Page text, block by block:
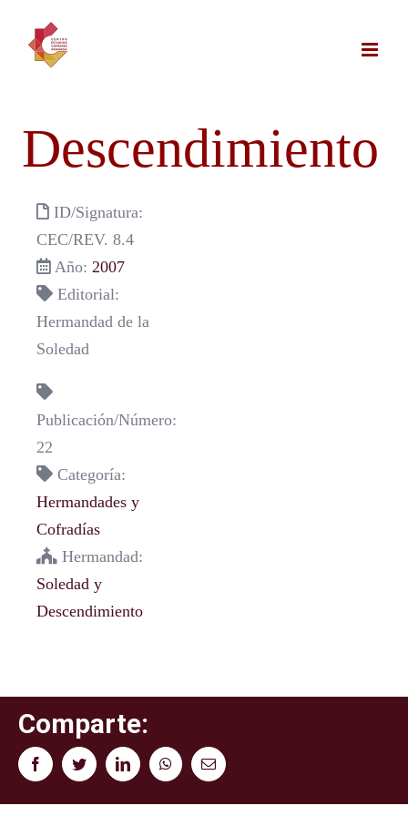
contenido
Descendimiento
ID/Signatura:
CEC/REV. 8.4
Año: 2007
Editorial:
Hermandad de la
Soledad
Publicación/Número:
22
Categoría:
Hermandades y
Cofradías
Hermandad:
Soledad y
Descendimiento
Comparte:
FacebookTwitterLinkedInWhatsAppCorreo
electrónico